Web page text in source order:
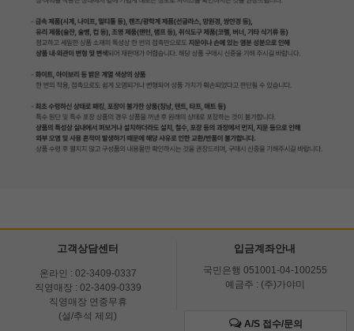
고객상담센터
온라인 : 02-3409-0337
직영매장 : 02-3409-0339
직영매장 연중무휴
(설/추석 제외)
입금계좌안내
국민은행 051001-04-100255
예금주 : (주)가야미
A/S 접수/문의